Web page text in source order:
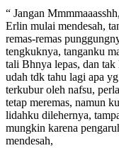
“ Jangan
Erlin mulai mendesah,
remas-remas
tengkuknya, tanganku
tali Bhnya lepas, dan
udah tdk tahu lagi apa
terkubur oleh nafsu,
tetap meremas, namun
lidahku dilehernya,
mungkin karena
mendesah,